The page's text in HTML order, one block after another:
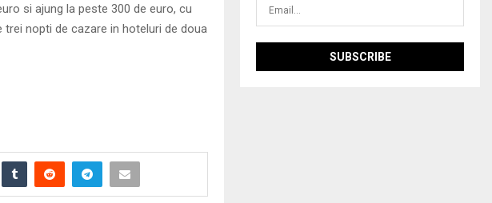
si ajung la peste 300 de euro, cu
nopti de cazare in hoteluri de doua